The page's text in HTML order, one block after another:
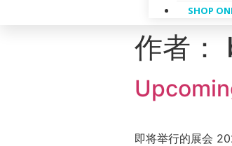
SHOP
作者：
即将举行的展会